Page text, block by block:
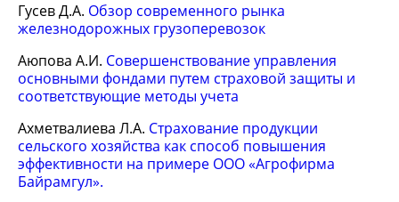
Гусев Д.А. Обзор современного рынка
железнодорожных грузоперевозок
Аюпова А.И. Совершенствование управления
основными фондами путем страховой защиты и
соответствующие методы учета
Ахметвалиева Л.А. Страхование продукции
сельского хозяйства как способ повышения
эффективности на примере ООО «Агрофирма
Байрамгул».